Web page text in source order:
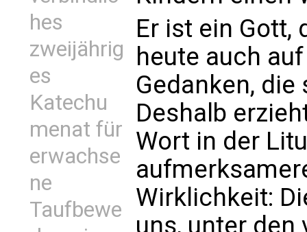
hes
zweijährig
es
Katechu
menat für
erwachse
ne
Taufbewe
Er ist ein Gott,
heute auch
Gedanken,
Deshalb
Wort in der
Wirklichkeit:
uns, unter den